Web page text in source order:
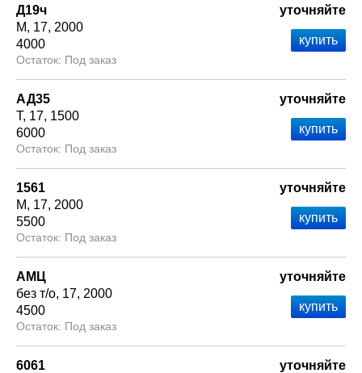
Д19ч
М
17 2000
4000
Под заказ
уточняйте
АД35
Т 17 1500
6000
Под заказ
уточняйте
1561
М
17 2000
5500
Под заказ
уточняйте
АМЦ
без т/о 17 2000
4500
Под заказ
уточняйте
6061
уточняйте